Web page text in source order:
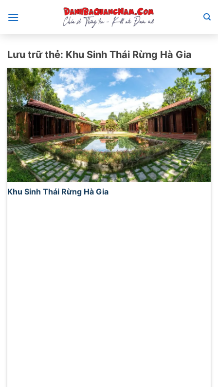
qua
Lưu trữ thẻ: Khu Sinh Thái Rừng Hà Gia
Khu Sinh Thái Rừng Hà Gia